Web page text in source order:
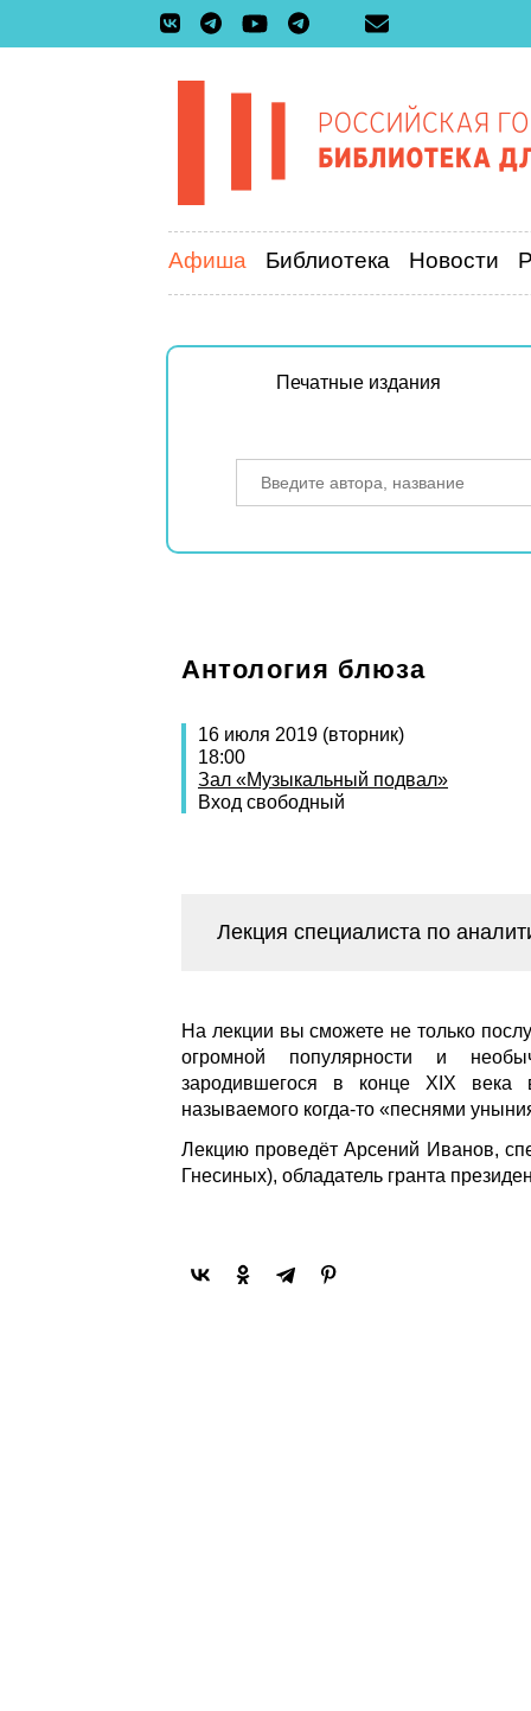
Афиша Библиотека Новости
Печатные издания
Антология блюза
16 июля 2019 (вторник)
18:00
Зал «Музыкальный подвал»
Вход свободный
Лекция специалиста по
На лекции вы сможете не только
огромной популярности и
зародившегося в конце XIX века
называемого когда-то «песнями
Лекцию проведёт Арсений Иванов,
Гнесиных), обладатель гранта